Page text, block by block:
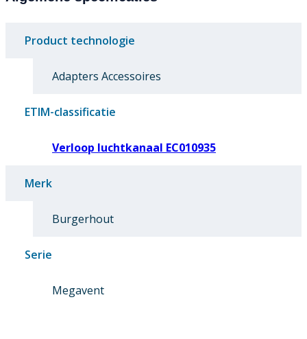
Product technologie
Adapters Accessoires
ETIM-classificatie
Verloop luchtkanaal EC010935
Merk
Burgerhout
Serie
Megavent